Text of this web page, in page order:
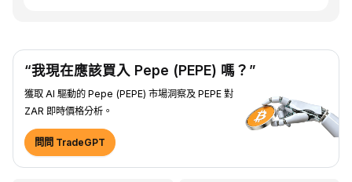
“我現在應該買入 Pepe (PEPE) 嗎？”
獲取 AI 驅動的 Pepe (PEPE) 市場洞察及 PEPE 對
ZAR 即時價格分析。
問問 TradeGPT